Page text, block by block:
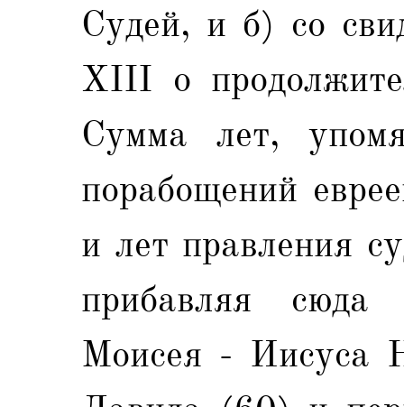
Судей, и б) со
XIII о
Сумма лет,
порабощений
и лет правления
прибавляя сюда
Моисея - Иисуса